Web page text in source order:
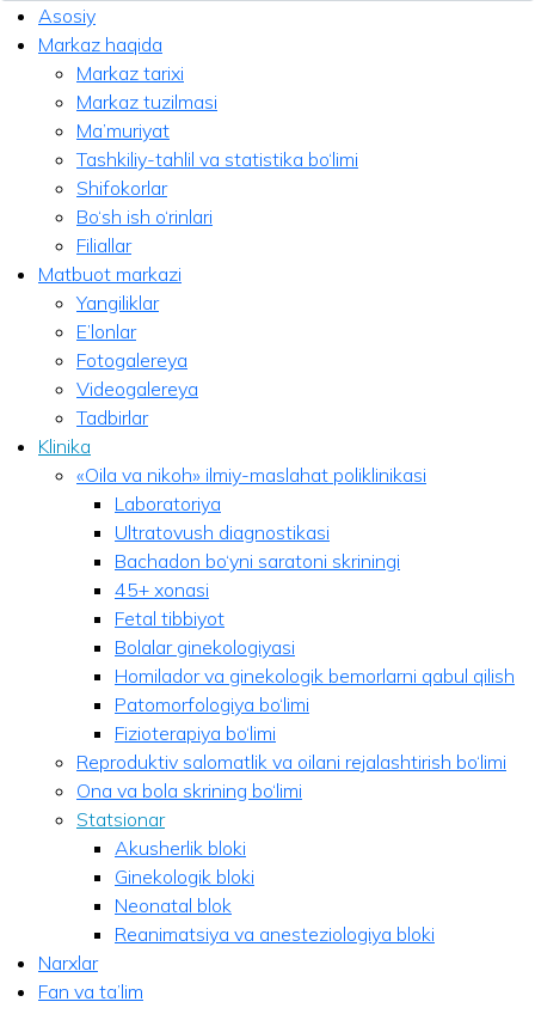
Asosiy
Markaz haqida
Markaz tarixi
Markaz tuzilmasi
Ma’muriyat
Tashkiliy-tahlil va statistika bo‘limi
Shifokorlar
Bo‘sh ish o‘rinlari
Filiallar
Matbuot markazi
Yangiliklar
E’lonlar
Fotogalereya
Videogalereya
Tadbirlar
Klinika
«Oila va nikoh» ilmiy-maslahat poliklinikasi
Laboratoriya
Ultratovush diagnostikasi
Bachadon bo‘yni saratoni skriningi
45+ xonasi
Fetal tibbiyot
Bolalar ginekologiyasi
Homilador va ginekologik bemorlarni qabul qilish
Patomorfologiya bo‘limi
Fizioterapiya bo‘limi
Reproduktiv salomatlik va oilani rejalashtirish bo‘limi
Ona va bola skrining bo‘limi
Statsionar
Akusherlik bloki
Ginekologik bloki
Neonatal blok
Reanimatsiya va anesteziologiya bloki
Narxlar
Fan va ta’lim